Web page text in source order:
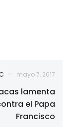
- mayo 7, 2017
lamenta
el Papa
Francisco